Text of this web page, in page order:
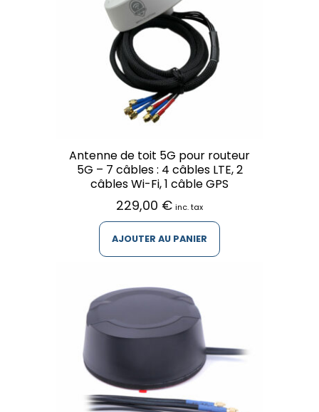
Antenne de toit 5G pour routeur
5G – 7 câbles : 4 câbles LTE, 2
câbles Wi-Fi, 1 câble GPS
229,00 € inc. tax
AJOUTER AU PANIER